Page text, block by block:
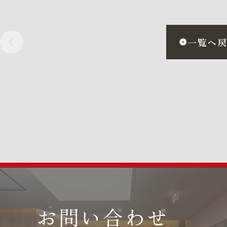
一覧へ
お問い合わせ